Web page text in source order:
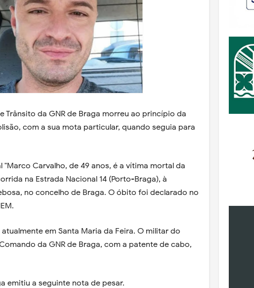
Trânsito da GNR de Braga morreu ao princípio da
com a sua mota particular, quando seguia para
Carvalho, de 49 anos, é a vítima mortal da
na Estrada Nacional 14 (Porto-Braga), à
no concelho de Braga. O óbito foi declarado no
em Santa Maria da Feira. O militar do
da GNR de Braga, com a patente de cabo,
emitiu a seguinte nota de pesar.